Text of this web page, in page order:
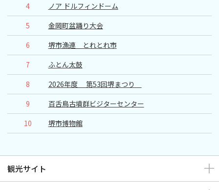
4
ノア ドルフィンドーム
5
金岡町盆踊り大会
6
堺市漁連 とれとれ市
7
ふとん太鼓
8
2026年度 第53回堺まつり
9
百舌鳥古墳群ビジターセンター
10
堺市博物館
観光サイト